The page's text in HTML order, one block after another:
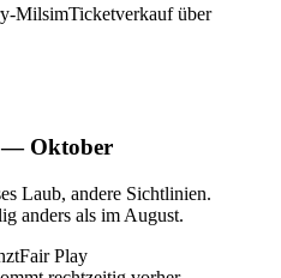
MilsimTicketverkauf über
— Oktober
Laub, andere Sichtlinien.
anders als im August.
Fair Play